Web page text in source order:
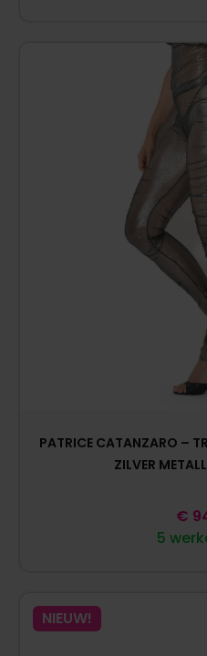
PATRICE CATANZARO –
ZILVER
5
€
NIEUW!